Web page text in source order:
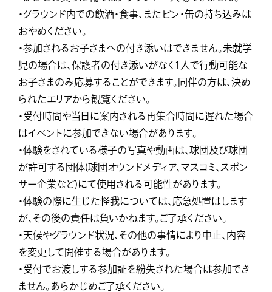
・グラウンド内での飲酒・食事、またビン・缶の持ち込みは
おやめください。
・参加されるお子さまへの付き添いはできません。未就学
児の場合は、保護者の付き添いがなく1人で行動可能な
お子さまのみ応募することができます。同伴の方は、決め
られたエリアから観覧ください。
・受付時間や当日に案内される再集合時間に遅れた場合
はイベントに参加できない場合があります。
・体験をされている様子の写真や動画は、球団及び球団
が許可する団体(球団オウンドメディア、マスコミ、スポン
サー企業など)にて使用される可能性があります。
・体験の際に生じた怪我については、応急処置はします
が、その後の責任は負いかねます。ご了承ください。
・天候やグラウンド状況、その他の事情により中止、内容
を変更して開催する場合があります。
・受付でお渡しする参加証を紛失された場合は参加でき
ません。あらかじめご了承ください。